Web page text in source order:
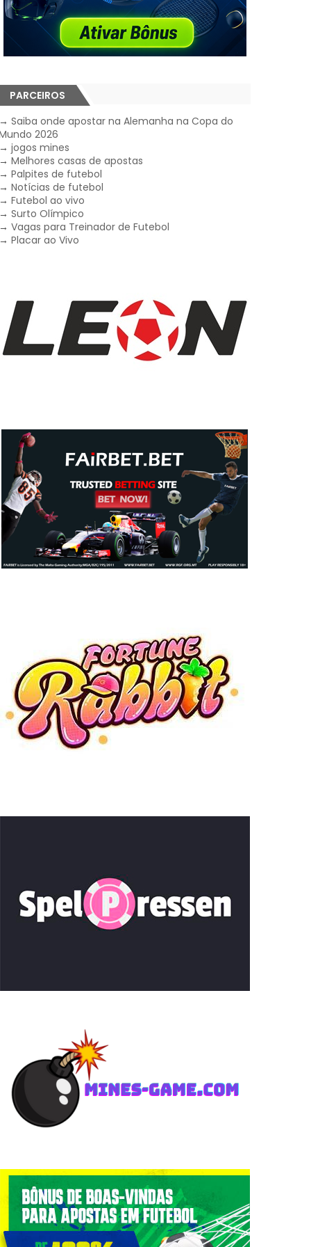
PARCEIROS
→Saiba onde apostar na Alemanha na Copa do
2026
→jogos mines
→Melhores casas de apostas
→Palpites de futebol
→Notícias de futebol
→Futebol ao vivo
→Surto Olímpico
→Vagas para Treinador de Futebol
→Placar ao Vivo